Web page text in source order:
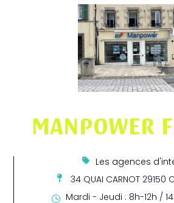
MANPOWER
Les agences
34 QUAI CARNOT 29150
Mardi - Jeudi : 8h-12h /